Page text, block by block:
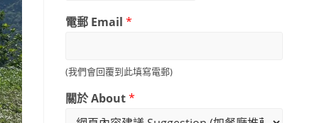
電郵 Email *
(我們會回覆到此填寫電郵)
關於 About*